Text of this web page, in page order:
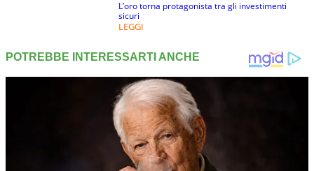
L’oro torna protagonista tra gli investimenti
sicuri
LEGGI